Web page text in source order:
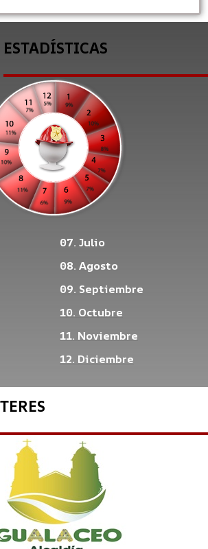
ESTADÍSTICAS
07. Julio
08. Agosto
09. Septiembre
10. Octubre
11. Noviembre
12. Diciembre